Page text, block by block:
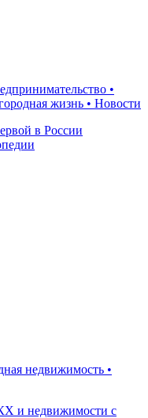
•
жизнь • Новости
в России
недвижимость •
и недвижимости с